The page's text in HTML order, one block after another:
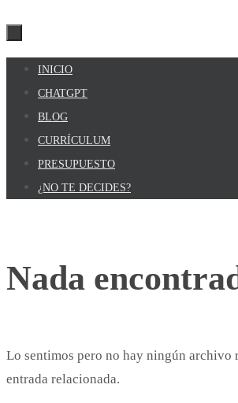
contenido
INICIO
CHATGPT
BLOG
CURRÍCULUM
PRESUPUESTO
¿NO TE DECIDES?
Nada
Lo sentimos pero no hay ningún archivo
entrada relacionada.